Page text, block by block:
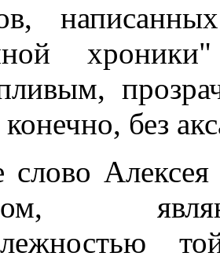
конечно, без
слово